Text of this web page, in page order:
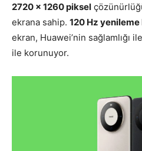
2720 x 1260 piksel
ekrana sahip. 120 Hz yenileme
ekran, Huawei’nin sağlamlığı
ile korunuyor.